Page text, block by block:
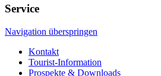
Service
Navigation überspringen
Kontakt
Tourist-Information
Prospekte & Downloads